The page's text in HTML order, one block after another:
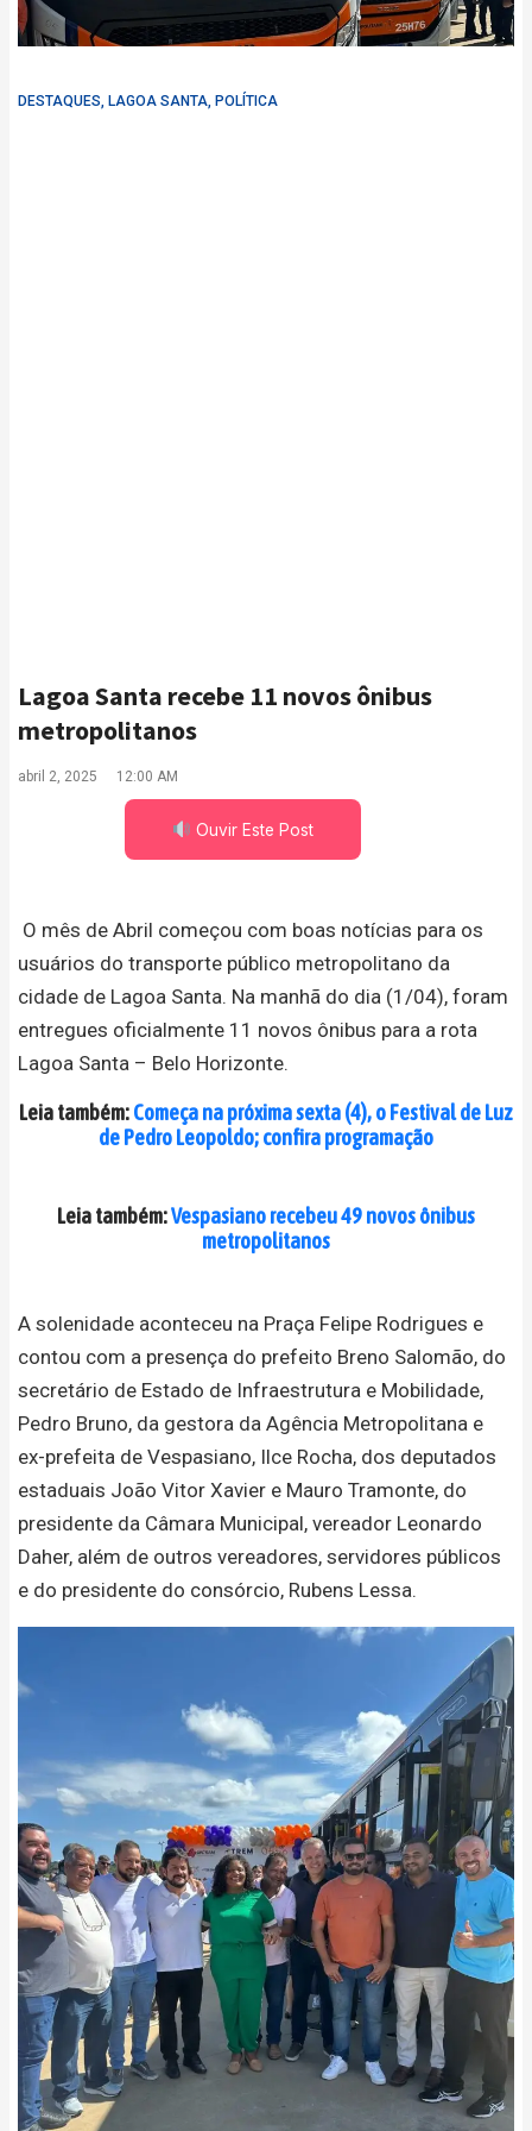
DESTAQUES, LAGOA SANTA, POLÍTICA
Lagoa Santa recebe 11 novos ônibus
metropolitanos
abril 2, 2025 12:00 AM
Ouvir Este Post
O mês de Abril começou com boas notícias para os
usuários do transporte público metropolitano da
cidade de Lagoa Santa. Na manhã do dia (1/04), foram
entregues oficialmente 11 novos ônibus para a rota
Lagoa Santa – Belo Horizonte.
Leia também:Começa na próxima sexta (4), o Festival de Luz
de Pedro Leopoldo; confira programação
Leia também:Vespasiano recebeu 49 novos ônibus
metropolitanos
A solenidade aconteceu na Praça Felipe Rodrigues e
contou com a presença do prefeito Breno Salomão, do
secretário de Estado de Infraestrutura e Mobilidade,
Pedro Bruno, da gestora da Agência Metropolitana e
ex-prefeita de Vespasiano, Ilce Rocha, dos deputados
estaduais João Vitor Xavier e Mauro Tramonte, do
presidente da Câmara Municipal, vereador Leonardo
Daher, além de outros vereadores, servidores públicos
e do presidente do consórcio, Rubens Lessa.